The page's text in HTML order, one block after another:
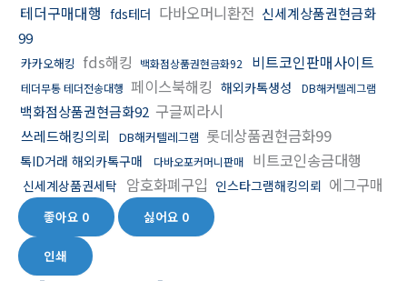
테더구매대행 fds테더 다바오머니환전 신세계상품권현금화
99
카카오해킹 fds해킹 백화점상품권현금화92 비트코인판매사이트
테더무통 테더전송대행 페이스북해킹 해외카톡생성 DB해커텔레그램
백화점상품권현금화92 구글찌라시
쓰레드해킹의뢰 DB해커텔레그램 롯데상품권현금화99
톡ID거래 해외카톡구매 다바오포커머니판매 비트코인송금대행
신세계상품권세탁 암호화폐구입 인스타그램해킹의뢰 에그구매
좋아요 0 싫어요 0
인쇄